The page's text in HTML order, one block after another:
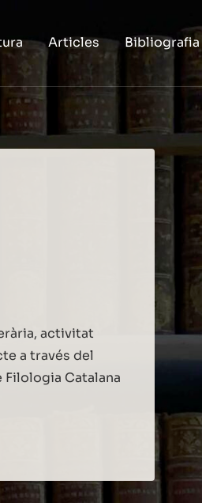
Articles Bibliografia
activitat
a través del
Catalana